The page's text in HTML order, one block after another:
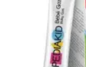
Propiedades
dióxido de
El dióxido de silicio
amorfa y líquida. La
se encuentra en la